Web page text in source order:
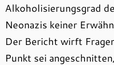
Alkoholisierungsgrad
Neonazis keiner
Der Bericht wirft
Punkt sei